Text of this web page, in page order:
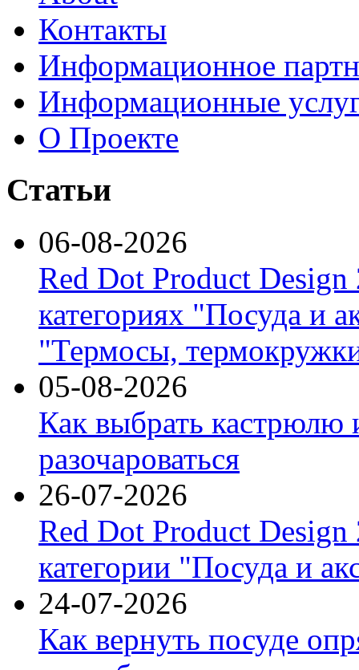
Контакты
Информационное
Информационные
О Проекте
Статьи
06-08-2026
Red Dot Product Design
категориях "Посуда и
"Термосы,
05-08-2026
Как выбрать кастрюлю
разочароваться
26-07-2026
Red Dot Product Design
категории "Посуда и
24-07-2026
Как вернуть посуде